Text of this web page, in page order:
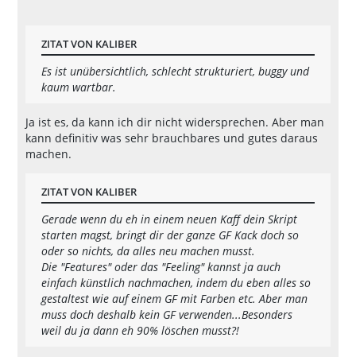
ZITAT VON KALIBER
Es ist unübersichtlich, schlecht strukturiert, buggy und
kaum wartbar.
Ja ist es, da kann ich dir nicht widersprechen. Aber man
kann definitiv was sehr brauchbares und gutes daraus
machen.
ZITAT VON KALIBER
Gerade wenn du eh in einem neuen Kaff dein Skript
starten magst, bringt dir der ganze GF Kack doch so
oder so nichts, da alles neu machen musst.
Die "Features" oder das "Feeling" kannst ja auch
einfach künstlich nachmachen, indem du eben alles so
gestaltest wie auf einem GF mit Farben etc. Aber man
muss doch deshalb kein GF verwenden...Besonders
weil du ja dann eh 90% löschen musst?!